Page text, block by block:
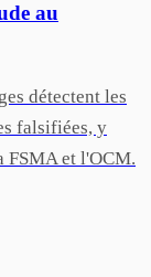
au
détectent les
falsifiées, y
FSMA et l'OCM.